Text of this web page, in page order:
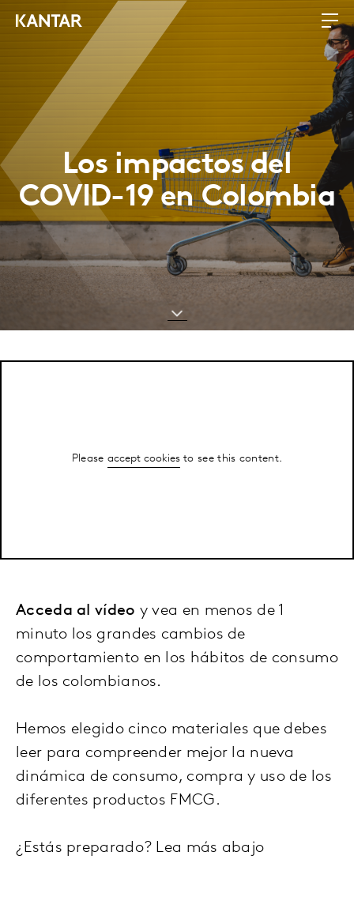
Los impactos del
COVID-19 en Colombia
Please accept cookiesto see this content.
Acceda al vídeo y vea en menos de 1
minuto los grandes cambios de
comportamiento en los hábitos de consumo
de los colombianos.
Hemos elegido cinco materiales que debes
leer para compreender mejor la nueva
dinámica de consumo, compra y uso de los
diferentes productos FMCG.
¿Estás preparado? Lea más abajo